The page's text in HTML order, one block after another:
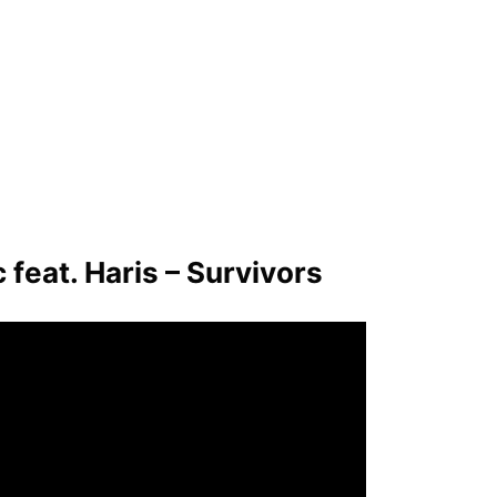
feat. Haris – Survivors